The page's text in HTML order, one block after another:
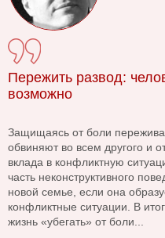
Пережить развод:
возможно
Защищаясь от боли
обвиняют во всем другого и
вклада в конфликтную
часть неконструктивного
новой семье, если она
конфликтные ситуации. В
жизнь «убегать» от боли...